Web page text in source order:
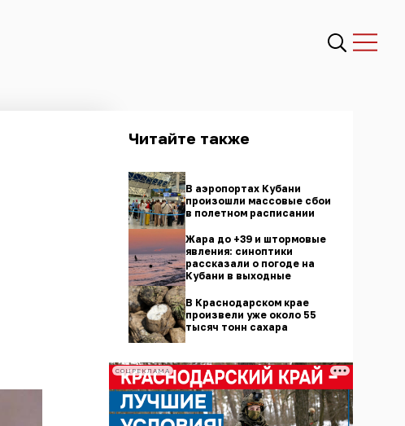
Читайте также
В аэропортах Кубани
произошли массовые сбои
в полетном расписании
Жара до +39 и штормовые
явления: синоптики
рассказали о погоде на
Кубани в выходные
В Краснодарском крае
произвели уже около 55
тысяч тонн сахара
СОЦРЕКЛАМА